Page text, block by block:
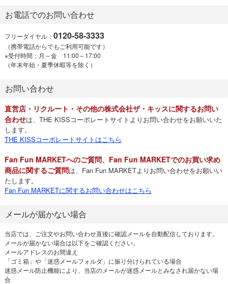
お電話でのお問い合わせ
フリーダイヤル： 0120-58-3333
（携帯電話からでもご利用可能です）
※受付時間：月～金 11:00～17:00
（年末年始・夏季休暇等を除く）
お問い合わせ
直営店・リクルート・その他の株式会社ザ・キッスに関するお問い
合わせは、THE KISSコーポレートサイトよりお問い合わせをお願いいた
します。
THE KISSコーポレートサイトはこちら
Fan Fun MARKETへのご質問、Fan Fun MARKETでのお買い求め
商品に関するご質問は、Fan Fun MARKETよりお問い合わせをお願いい
たします。
Fan Fun MARKETに関するお問い合わせはこちら
メールが届かない場合
当店では、ご注文やお問い合わせ直後に確認メールを自動配信しております。
メールが届かない場合は以下をご確認ください。
メールアドレスのお間違え
「ゴミ箱」や「迷惑メールフォルダ」に振り分けられている場合
迷惑メール防止機能により、当店のメールが迷惑メールとみなされ届かない場
合